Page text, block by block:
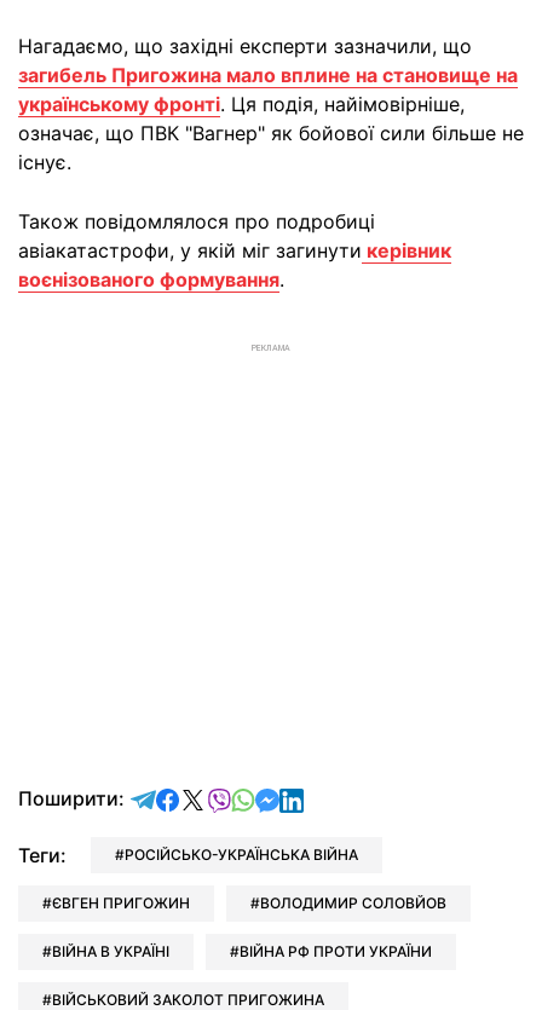
Нагадаємо, що західні експерти зазначили, що
загибель Пригожина мало вплине на становище на
українському фронті. Ця подія, найімовірніше,
означає, що ПВК "Вагнер" як бойової сили більше не
існує.
Також повідомлялося про подробиці
авіакатастрофи, у якій міг загинути керівник
воєнізованого формування.
РЕКЛАМА
Поширити: відправити у Telegram
поділитись у Facebook
поділитись у X
відправити у Viber
відправити у Whatsapp
відправити у Messenger
відправити у LinkedIn
Теги: РОСІЙСЬКО-УКРАЇНСЬКА ВІЙНА
ЄВГЕН ПРИГОЖИН ВОЛОДИМИР СОЛОВЙОВ
ВІЙНА В УКРАЇНІ ВІЙНА РФ ПРОТИ УКРАЇНИ
ВІЙСЬКОВИЙ ЗАКОЛОТ ПРИГОЖИНА